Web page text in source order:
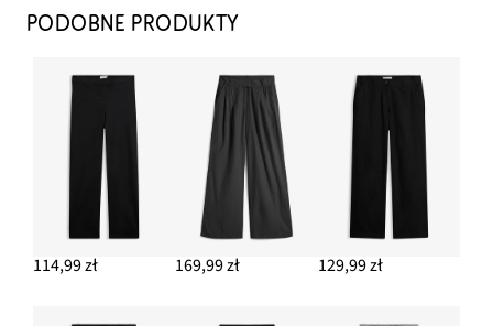
99,99 zł
Botki na obcasie słupkowym
149,99 zł
DODAJ DO KOSZYKA
Łańcuszek ze stali szlachetnej
39,99 zł
PODOBNE PRODUKTY
114,99 zł 169,99 zł 129,99 zł